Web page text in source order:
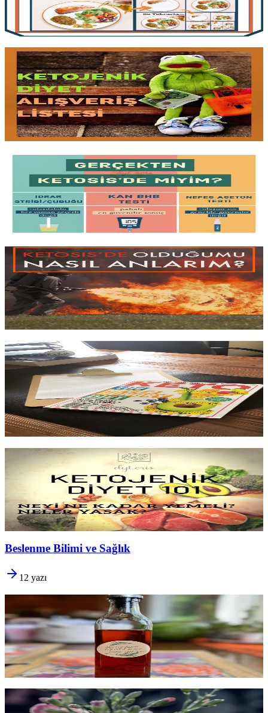
Yazıyı oku 3 dk okuma
Ketojenik Diyet: Alışveriş Listesi
Ne alacağınızı bilmedenmarkete gitmeyin. Ketojenik diyete
başlarken uygun olan ve olmayan gıdaların kapsamlı listesi, etiket
okuma rehberi ve ambalajlardakigizli karbonhidratlarınasıl
yakalarsınız.
Yazıyı oku 2 dk okuma
Keton Ölçüm Yolları
İdrar strip'i, kan cihazı veyanefes ölçer: keton ölçümünün üç
yöntemi, her birinin doğruluk oranı, maliyeti ve keto uygulayan
herkesin bu ölçümü gerçekten yapmasıgerekip gerekmediği.
Yazıyı oku 6 dk okuma
Ketosis'de miyim?
Ketozisegirdiniz mi, girmediniz mi
? Adaptasyon sürecinde
yaşanan belirtiler (olumlu ve olumsuz), vücudunyağ yakımına
geçtiğini gösteren işaretler ve süreci doğru okumanın pratik yolları.
Yazıyı oku 3 dk okuma
Ketojenik Diyet: Bana Göre Mi? Denemeli Mi?
Sağlıklı Mı?
Herkes için değil, ama iştah kontrolünde zorlananlar içingüçlü bir
araçolabilir. Keto'nun gerçek faydaları,bilimsel risklerive hangi
profildeki kişilere önerip hangilerine önermediğim.
Yazıyı oku 3 dk okuma
Ketojenik Diyet 101
Vücut yağı yakıt olarak kullanmaya başladığında ne olur?
Ketozis'in biyolojisi, karbonhidrat-protein-yağ dengeleri veuzun
vadede sürdürülebilir kılmakiçin kritik noktalar.
Yazıyı oku 8 dk okuma
Beslenme Bilimi ve Sağlık
12 yazı
Sirke İçmek Zayıflatır mı?
Sabah aç karnına bir kaşık sirkegerçekten yağ yaktırır mı? Kan
şekeri, kilo, sindirim, zararlar ve 'zayıflama sirkesi' trendi: kanıtın
söylediği ile pazarlamanın söylediğiaynı şey değil .
Yazıyı oku 16 dk okuma
Çay ve Kahve Su Yerine Geçer mi? İçeceklerin
Hidrasyon Etkisi